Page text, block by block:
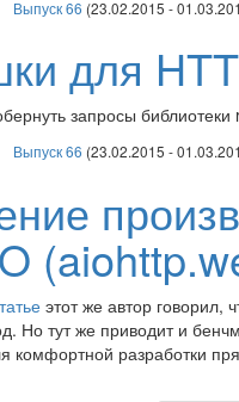
Выпуск 66 (23.02.2015 -
для
запросы
Выпуск 66 (23.02.2015 -
этот же автор говорил,
Но тут же приводит и
комфортной разработки